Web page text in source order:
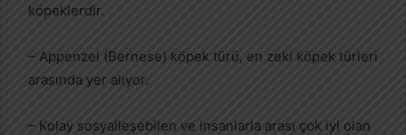
köpeklerdir.
– Appenzel (Bernese) köpek türü, en zeki köpek türleri
arasında yer alıyor.
– Kolay sosyalleşebilen ve insanlarla arası çok iyi olan